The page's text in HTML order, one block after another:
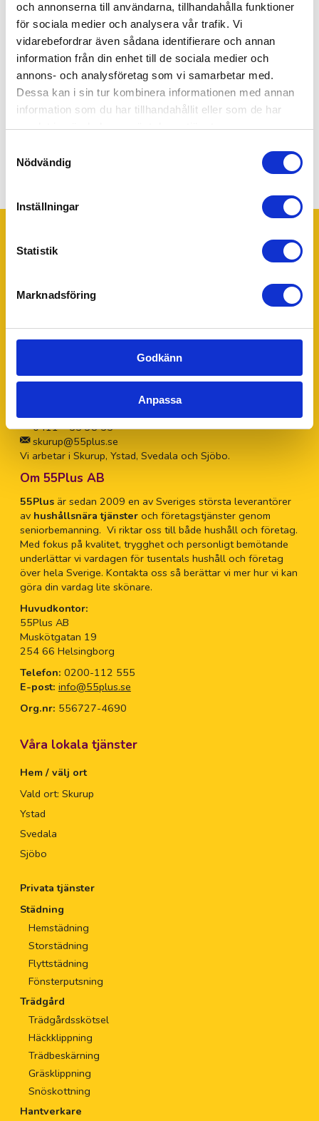
och annonserna till användarna, tillhandahålla funktioner
för sociala medier och analysera vår trafik. Vi
vidarebefordrar även sådana identifierare och annan
information från din enhet till de sociala medier och
annons- och analysföretag som vi samarbetar med.
Dessa kan i sin tur kombinera informationen med annan
information som du har tillhandahållit eller som de har
samlat in när du har använt deras tjänster.
Nödvändig
Inställningar
Statistik
Marknadsföring
Godkänn
Anpassa
Genom att gå vidare accepterar du vårintegritets- och
webbplatspolicy .
Ja! Skicka min förfrågan.
Ditt 55Plus lokalkontor - Skurup
Charlotte Trönell
Verksamhetsansvarig för 55Plus Skurup
0411 – 55 38 55
skurup@55plus.se
Vi arbetar i Skurup, Ystad, Svedala och Sjöbo.
Om 55Plus AB
55Plusär sedan 2009 en av Sveriges största leverantörer
av hushållsnära tjänsteroch företagstjänster genom
seniorbemanning. Vi riktar oss till både hushåll och företag.
Med fokus på kvalitet, trygghet och personligt bemötande
underlättar vi vardagen för tusentals hushåll och företag
över hela Sverige. Kontakta oss så berättar vi mer hur vi kan
göra din vardag lite skönare.
Huvudkontor:
55Plus AB
Muskötgatan 19
254 66 Helsingborg
Telefon: 0200-112 555
E-post: info@55plus.se
Org.nr: 556727-4690
Våra lokala tjänster
Hem / välj ort
Vald ort: Skurup
Ystad
Svedala
Sjöbo
Privata tjänster
Städning
Hemstädning
Storstädning
Flyttstädning
Fönsterputsning
Trädgård
Trädgårdsskötsel
Häckklippning
Trädbeskärning
Gräsklippning
Snöskottning
Hantverkare